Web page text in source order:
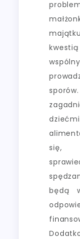
się,
będą